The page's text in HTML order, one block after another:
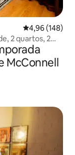
4,96 de uma
4,96 (148)
2 quartos, 2
McConnell